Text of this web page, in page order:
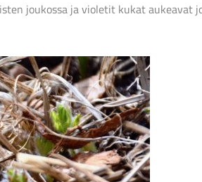
joukossa ja violetit kukat aukeavat